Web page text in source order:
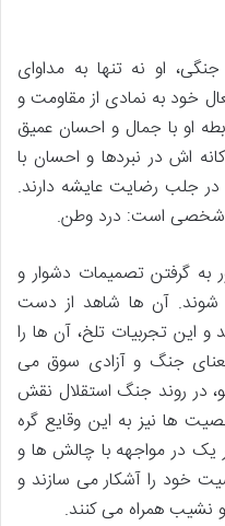
او نه تنها به مداوای
خود به نمادی از مقاومت و
او با جمال و احسان عمیق
اش در نبردها و احسان با
جلب رضایت عایشه دارند.
شخصی است: درد وطن.
گرفتن تصمیمات دشوار و
شوند. آن ها شاهد از دست
این تجربیات تلخ، آن ها را
جنگ و آزادی سوق می
در روند جنگ استقلال نقش
ها نیز به این وقایع گره
در مواجهه با چالش ها و
خود را آشکار می سازند و
و نشیب همراه می کنند.